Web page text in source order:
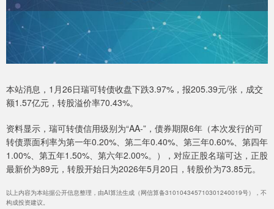
本站消息，1月26日瑞可转债收盘下跌3.97%，报205.39元/张，成交
额1.57亿元，转股溢价率70.43%。
资料显示，瑞可转债信用级别为“AA-”，债券期限6年（本次发行的可
转债票面利率为第一年0.20%、第二年0.40%、第三年0.60%、第四年
1.00%、第五年1.50%、第六年2.00%。），对应正股名瑞可达，正股
最新价为89元，转股开始日为2026年5月20日，转股价为73.85元。
以上内容为本站据公开信息整理，由AI算法生成（网信算备310104345710301240019号），不
构成投资建议。